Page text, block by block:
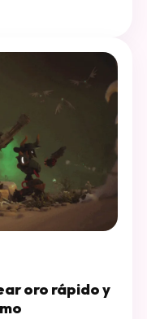
las mejores
dominio en el
Odd Dreams
oro rápido y